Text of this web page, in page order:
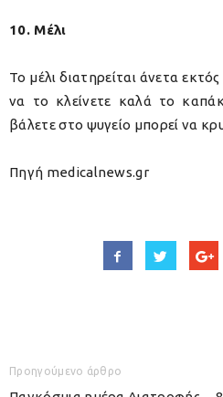
10. Μέλι
Το μέλι διατηρείται άνετα
να το κλείνετε καλά το
βάλετε στο ψυγείο μπορεί να
Πηγή medicalnews.gr
Προηγούμενο άρθρο